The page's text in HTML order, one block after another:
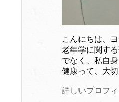
こんにちは、
老年学に関す
でなく、私自
健康って、大
詳しいプロフ